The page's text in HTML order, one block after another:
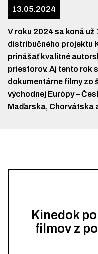
13.05.2024
V roku 2024 sa koná
distribučného projektu
prinášať kvalitné
priestorov. Aj tento rok
dokumentárne filmy zo
východnej Európy –
Maďarska, Chorvátska
Kinedok
filmov z